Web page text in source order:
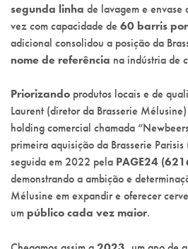
segunda linha de lavagem e envase
vez com capacidade de 60 barris
adicional consolidou a posição da
nome de referência na indústria de
Priorizando produtos locais e de
Laurent (diretor da Brasserie
holding comercial chamada
primeira aquisição da Brasserie
seguida em 2022 pela PAGE24
demonstrando a ambição e
Mélusine em expandir e oferecer
um público cada vez maior.